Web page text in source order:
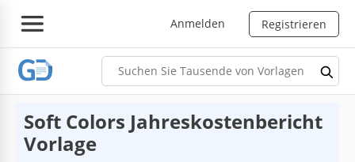
Anmelden Registrieren
Soft Colors Jahreskostenbericht
Vorlage